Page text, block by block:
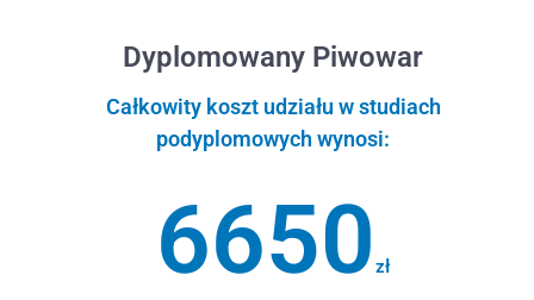
Dyplomowany Piwowar
Całkowity koszt udziału w studiach
podyplomowych wynosi:
6650 zł